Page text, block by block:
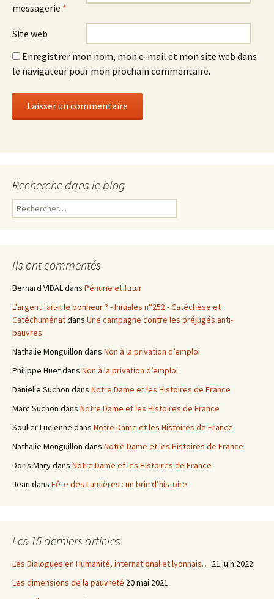
messagerie *
Site web
Enregistrer mon nom, mon e-mail et mon site web dans
le navigateur pour mon prochain commentaire.
Recherche dans le blog
R
e
r
h
e
r
Ils ont commentés
Bernard VIDALdans Pénurie et futur
L'argent fait-il le bonheur ? - Initiales n°252 - Catéchèse et
Catéchuménatdans Une campagne contre les préjugés anti-
pauvres
Nathalie Monguillon dans Non à la privation d’emploi
Philippe Huetdans Non à la privation d’emploi
Danielle Suchon dans Notre Dame et les Histoires de France
Marc Suchon dans Notre Dame et les Histoires de France
Soulier Lucienne dans Notre Dame et les Histoires de France
Nathalie Monguillon dans Notre Dame et les Histoires de France
Doris Marydans Notre Dame et les Histoires de France
Jean dans Fête des Lumières : un brin d’histoire
Les 15 derniers articles
Les Dialogues en Humanité, international et lyonnais… 21 juin 2022
Les dimensions de la pauvreté 20 mai 2021